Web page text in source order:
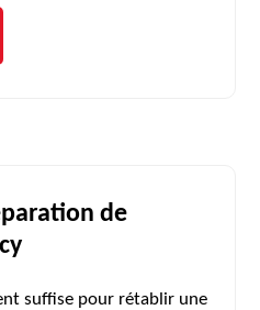
de
suffise pour rétablir une